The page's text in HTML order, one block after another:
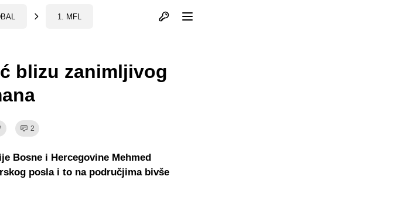
1. MFL Otvori profil
blizu zanimljivog
2
Bosne i Hercegovine Mehmed
posla i to na područjima bivše